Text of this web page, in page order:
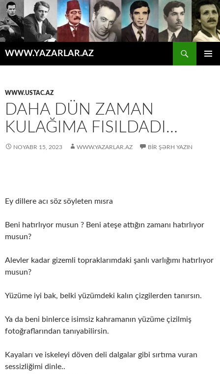
WWW.YAZARLAR.AZ
WWW.USTAC.AZ
DAHA DÜN ZAMAN
KULAĞIMA FISILDADI…
NOYABR 15, 2023 WWW.YAZARLAR.AZ BIR ŞƏRH YAZIN
Ey dillere acı söz söyleten mısra
Beni hatırlıyor musun ? Beni ateşe attığın zamanı hatırlıyor
musun?
Alevler kadar gizemli topraklarımdaki şanlı varlığımı hatırlıyor
musun?
Yüzüme iyi bak, belki yüzümdeki kalın çizgilerden tanırsın.
Ya da beni binlerce isimsiz kahramanın yüzüme çizilmiş
fotoğraflarından tanıyabilirsin.
Kayaları ve iskeleyi döven deli dalgalar gibi sırtıma vuran
sessizliğimi dinle..